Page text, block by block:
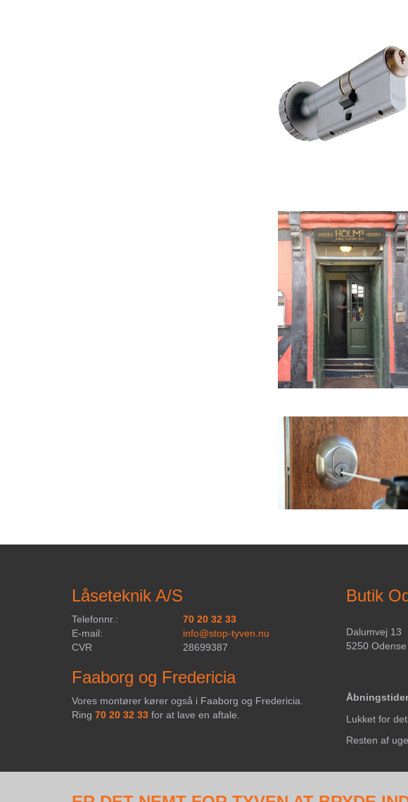
Låseteknik A/S
Telefonnr.:
70 20 32 33
E-mail:
info@stop-tyven.nu
CVR
28699387
Faaborg og Fredericia
Vores montører kører også i Faaborg og Fredericia.
Ring 70 20 32 33 for at lave en aftale.
Butik
Dalumvej 13
5250
Åbningstider
Lukket for
Resten af